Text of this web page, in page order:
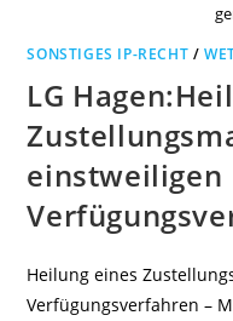
SONSTIGES IP-RECHT /
LG
einstweiligen
Heilung eines
Verfügungsverfahren –